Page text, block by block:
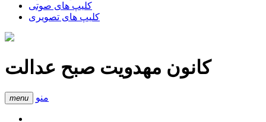
کلیپ های صوتی
کلیپ های تصویری
کانون مهدویت صبح عدالت
menu منو